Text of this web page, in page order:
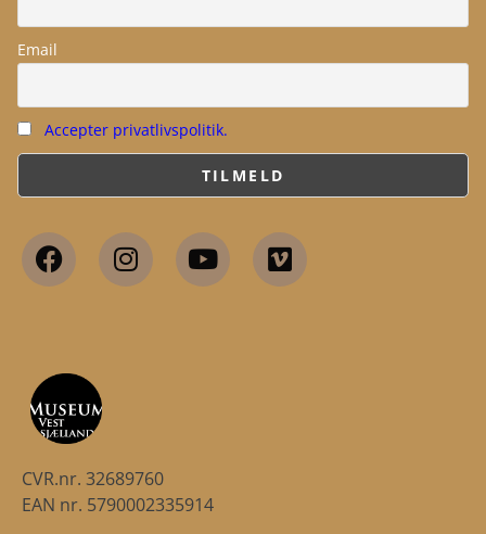
Email
Accepter privatlivspolitik.
CVR.nr. 32689760
EAN nr. 5790002335914